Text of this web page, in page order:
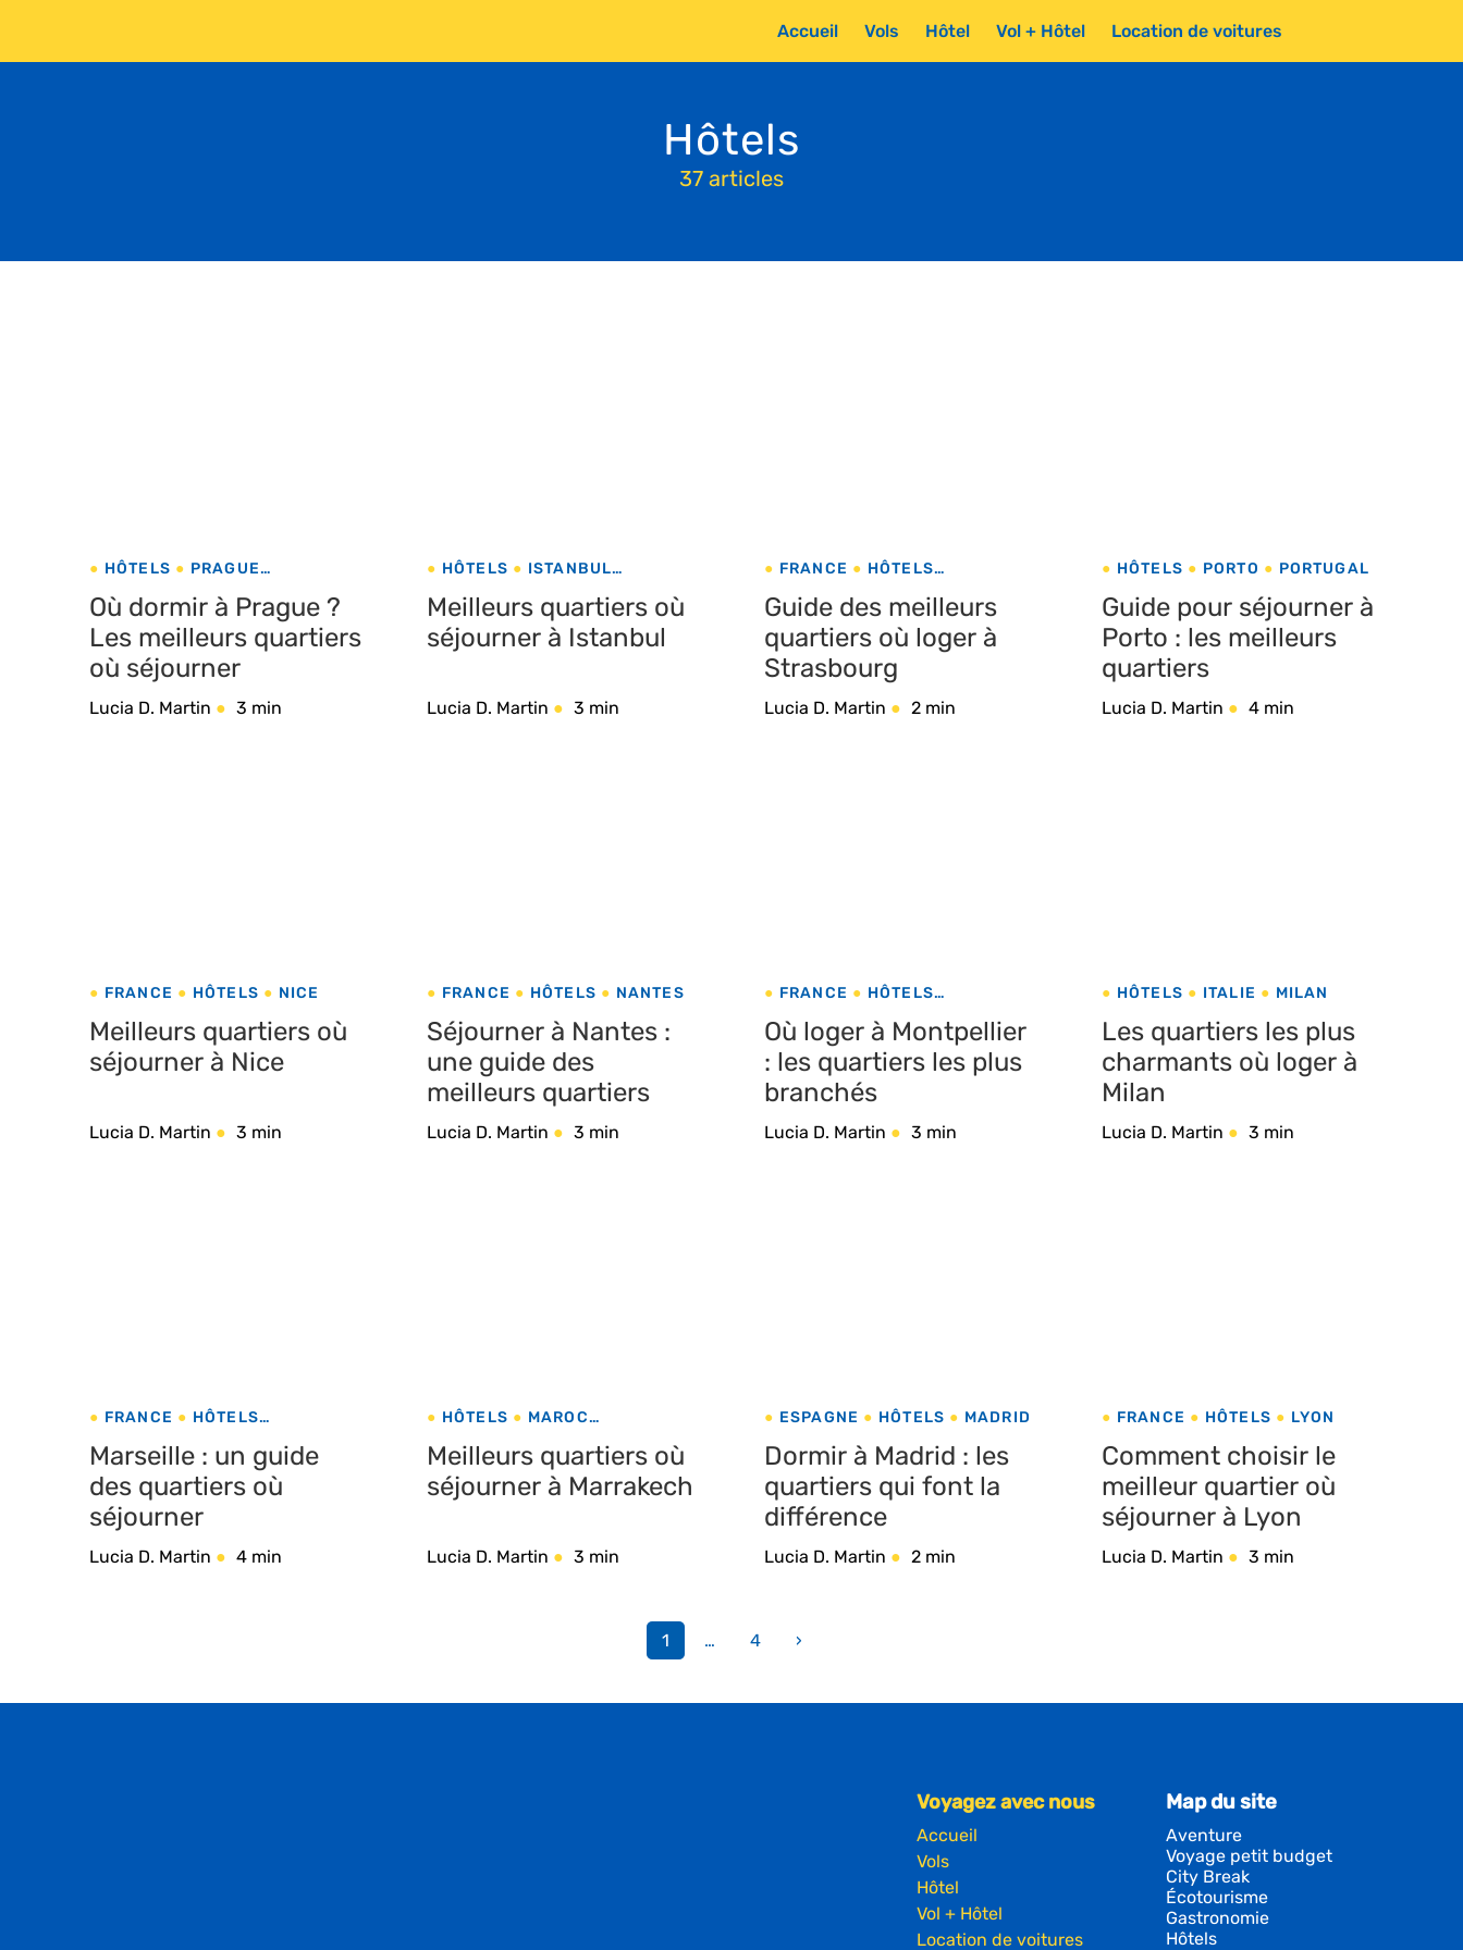
Accueil Vols Hôtel Vol + Hôtel Location de voitures
Hôtels
37 articles
HÔTELS
PRAGUE
Où dormir à Prague ?
Les meilleurs quartiers
où séjourner
Lucia D. Martin 3 min
HÔTELS
ISTANBUL
Meilleurs quartiers où
séjourner à Istanbul
Lucia D. Martin 3 min
FRANCE
HÔTELS
Guide des meilleurs
quartiers où loger à
Strasbourg
Lucia D. Martin 2 min
HÔTELS PORTO PORTUGAL
Guide pour séjourner à
Porto : les meilleurs
quartiers
Lucia D. Martin 4 min
FRANCE HÔTELS NICE
Meilleurs quartiers où
séjourner à Nice
Lucia D. Martin 3 min
FRANCE HÔTELS NANTES
Séjourner à Nantes :
une guide des
meilleurs quartiers
Lucia D. Martin 3 min
FRANCE
HÔTELS
Où loger à Montpellier
: les quartiers les plus
branchés
Lucia D. Martin 3 min
HÔTELS ITALIE MILAN
Les quartiers les plus
charmants où loger à
Milan
Lucia D. Martin 3 min
FRANCE
HÔTELS
Marseille : un guide
des quartiers où
séjourner
Lucia D. Martin 4 min
HÔTELS
MAROC
Meilleurs quartiers où
séjourner à Marrakech
Lucia D. Martin 3 min
ESPAGNE HÔTELS MADRID
Dormir à Madrid : les
quartiers qui font la
différence
Lucia D. Martin 2 min
FRANCE HÔTELS LYON
Comment choisir le
meilleur quartier où
séjourner à Lyon
Lucia D. Martin 3 min
1 … 4 ›
Voyagez avec nous
Accueil
Vols
Hôtel
Vol + Hôtel
Location de voitures
Map du site
Aventure
Voyage petit budget
City Break
Écotourisme
Gastronomie
Hôtels